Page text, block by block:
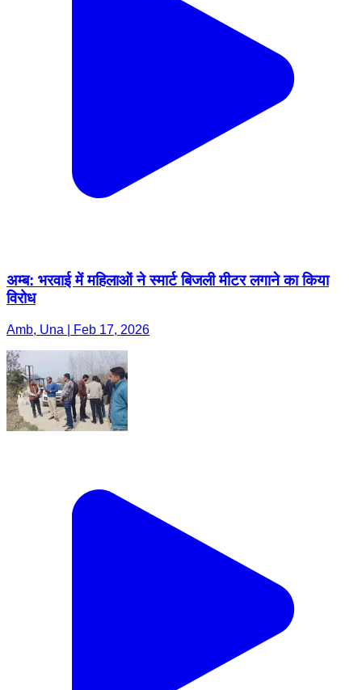
अम्ब: भरवाई में महिलाओं ने स्मार्ट बिजली मीटर लगाने का किया
विरोध
Amb, Una | Feb 17, 2026